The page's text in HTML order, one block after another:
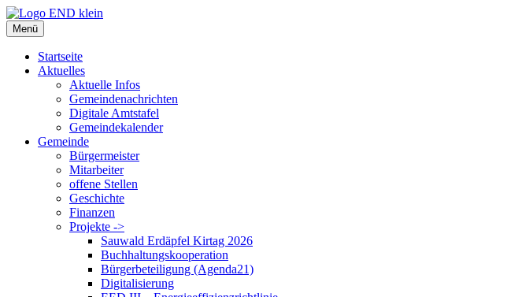
Zum
Inhalt
springen
Menü
Startseite
Aktuelles
Aktuelle Infos
Gemeindenachrichten
Digitale Amtstafel
Gemeindekalender
Gemeinde
Bürgermeister
Mitarbeiter
offene Stellen
Geschichte
Finanzen
Projekte ->
Sauwald Erdäpfel Kirtag 2026
Buchhaltungskooperation
Bürgerbeteiligung (Agenda21)
Digitalisierung